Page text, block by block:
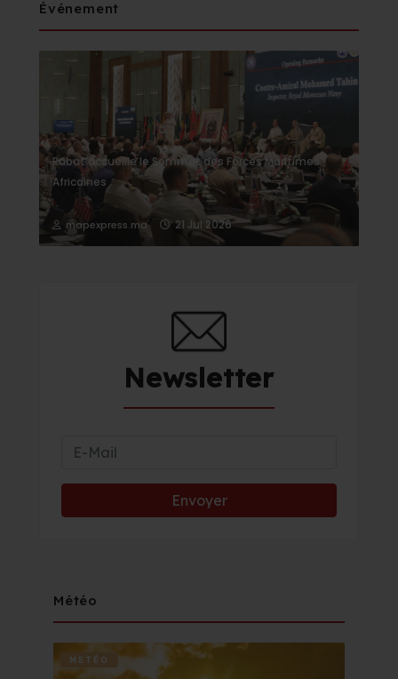
Événement
Rabat accueille le Sommet des Forces Maritimes
Africaines
mapexpress.ma 21 Jul 2026
Newsletter
Météo
METÉO